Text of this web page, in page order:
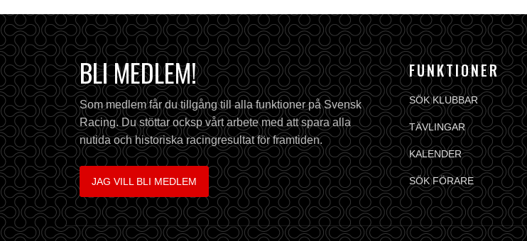
BLI MEDLEM!
Som medlem får du tillgång till alla funktioner på Svensk
Racing. Du stöttar ocksp vårt arbete med att spara alla
nutida och historiska racingresultat för framtiden.
JAG VILL BLI MEDLEM
FUNKTIONER
SÖK KLUBBAR
TÄVLINGAR
KALENDER
SÖK FÖRARE